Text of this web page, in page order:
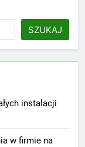
SZUKAJ
instalacji
w firmie na